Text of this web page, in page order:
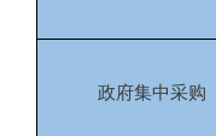
政府集中采购